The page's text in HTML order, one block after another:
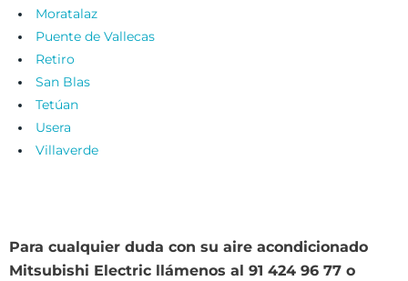
Moratalaz
Puente de Vallecas
Retiro
San Blas
Tetúan
Usera
Villaverde
Para cualquier duda con su aire acondicionado
Mitsubishi Electric llámenos al 91 424 96 77 o